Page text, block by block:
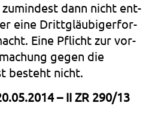
dann nicht ent­
eine Dritt­gläu­bi­ger­for­
Eine Pflicht zur vor­
gegen die
besteht nicht.
– II ZR 290/13